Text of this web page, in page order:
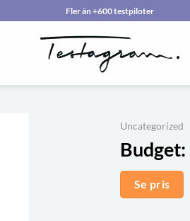
Fler än +600 testpiloter
Uncategorized
Budget:
Se pris